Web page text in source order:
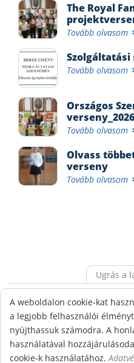
The Royal
Tovább olvasom
Szolgáltatási
Tovább olvasom
Országos
verseny_2026
Tovább olvasom
Olvass
verseny
Tovább olvasom
Ugrás a
Alapdokumentumok
Visszaélés bejelentési rendszer
© Gönczy Pál Református
Általános Iskola - Minden jog
A weboldalon cookie-kat
a legjobb felhasználói élményt
nyújthassuk számodra. A
használatával
cookie-k használatához.